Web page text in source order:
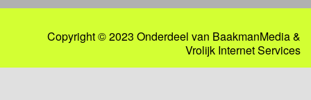
Copyright © 2023 Onderdeel van BaakmanMedia&
Vrolijk Internet Services